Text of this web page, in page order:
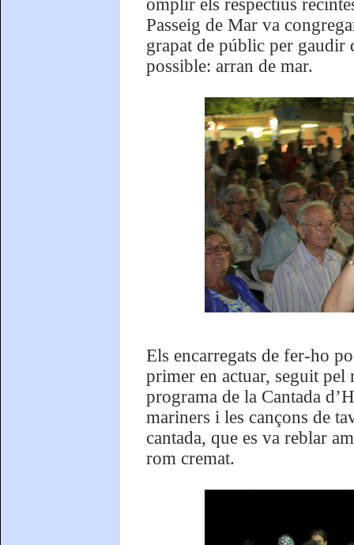
omplir els respectius
Passeig de Mar va
grapat de públic per gaudir
possible: arran de mar.
Els encarregats de fer-ho
primer en actuar, seguit pel
programa de la Cantada
mariners i les cançons de
cantada, que es va reblar
rom cremat.